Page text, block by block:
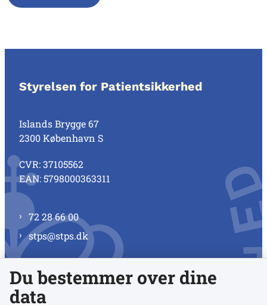
Styrelsen for Patientsikkerhed
Islands Brygge 67
2300 København S
CVR: 37105562
EAN: 5798000363311
72 28 66 00
stps@stps.dk
Se alle kontaktnumre
Du bestemmer over dine
data